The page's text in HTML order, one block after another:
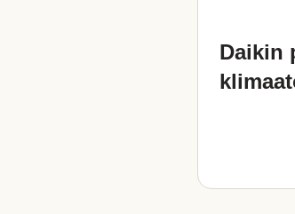
Daikin